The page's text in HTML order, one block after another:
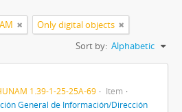
Only digital objects
Sort by: Alphabetic
1.39-1-25-25A-69
Item
General de Información/Dirección